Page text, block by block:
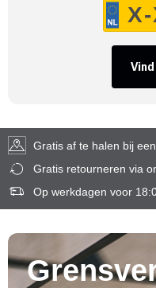
Gratis af te halen bij
Gratis retourneren via
Op werkdagen voor